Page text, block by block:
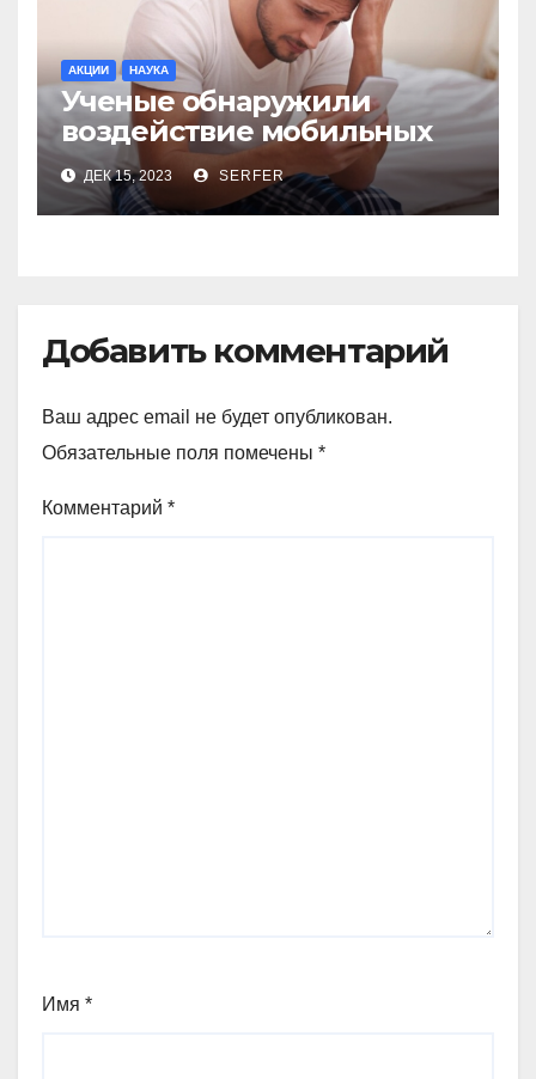
АКЦИИ НАУКА
Ученые обнаружили
воздействие мобильных
телефонов на качество
спермы
ДЕК 15, 2023 SERFER
Добавить комментарий
Ваш адрес email не будет опубликован.
Обязательные поля помечены *
Комментарий *
Имя *